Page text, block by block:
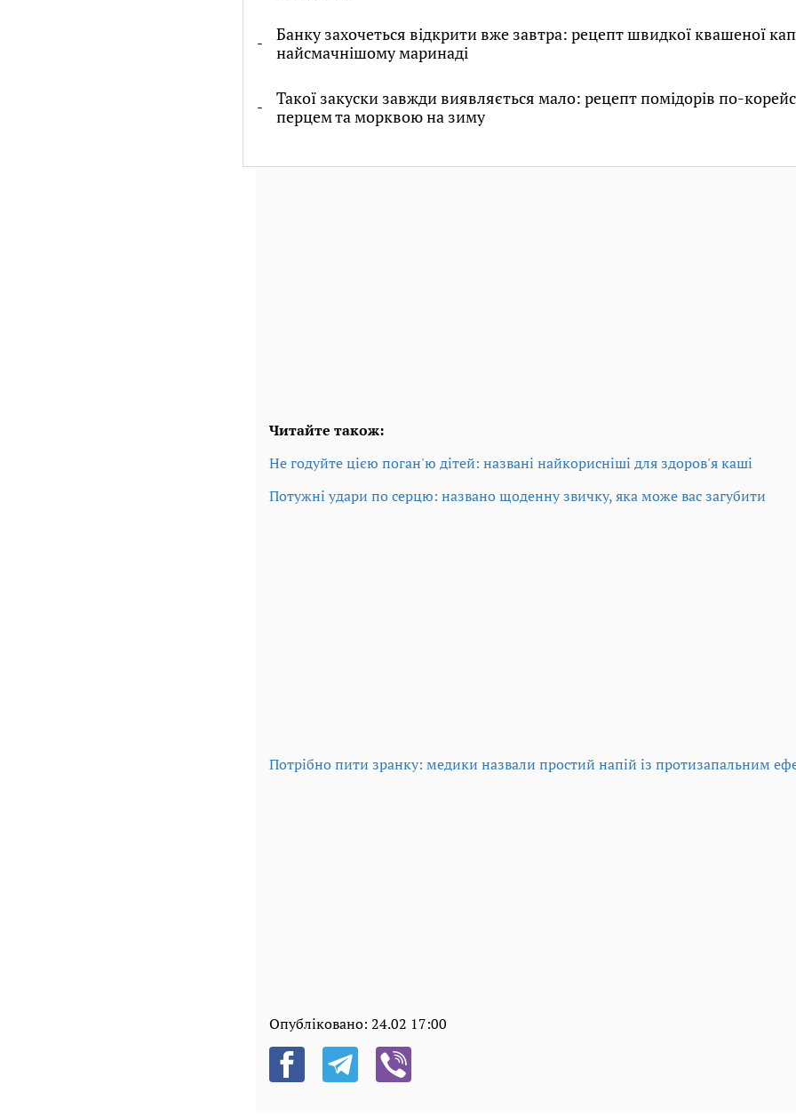
Банку захочеться відкрити вже завтра: рецепт швидкої квашеної
найсмачнішому маринаді
Такої закуски завжди виявляється мало: рецепт помідорів по-
перцем та морквою на зиму
Читайте також:
Не годуйте цією поган'ю дітей: названі найкорисніші для здоров'я каші
Потужні удари по серцю: названо щоденну звичку, яка може вас загубити
Потрібно пити зранку: медики назвали простий напій із протизапальним
Опубліковано: 24.02 17:00